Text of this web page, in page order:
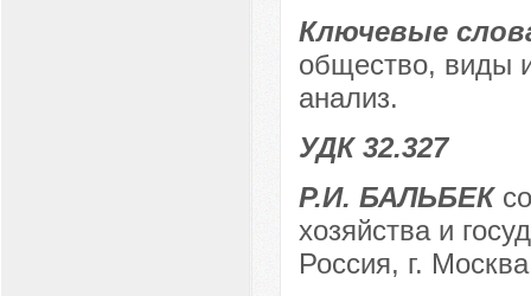
Ключевые
общество, виды
анализ.
УДК 32.327
Р.И. БАЛЬБЕК
хозяйства и
Россия, г. Москва